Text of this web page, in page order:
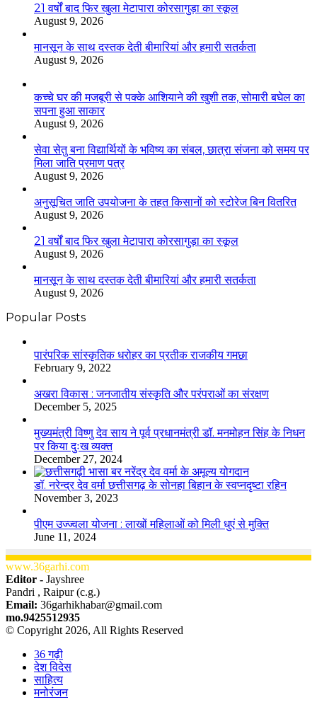
21 वर्षों बाद फिर खुला मेटापारा कोरसागुड़ा का स्कूल
August 9, 2026
मानसून के साथ दस्तक देती बीमारियां और हमारी सतर्कता
August 9, 2026
कच्चे घर की मजबूरी से पक्के आशियाने की खुशी तक, सोमारी बघेल का
सपना हुआ साकार
August 9, 2026
सेवा सेतु बना विद्यार्थियों के भविष्य का संबल, छात्रा संजना को समय पर
मिला जाति प्रमाण पत्र
August 9, 2026
अनुसूचित जाति उपयोजना के तहत किसानों को स्टोरेज बिन वितरित
August 9, 2026
21 वर्षों बाद फिर खुला मेटापारा कोरसागुड़ा का स्कूल
August 9, 2026
मानसून के साथ दस्तक देती बीमारियां और हमारी सतर्कता
August 9, 2026
Popular Posts
​​​​​​​पारंपरिक सांस्कृतिक धरोहर का प्रतीक राजकीय गमछा
February 9, 2022
अखरा विकास : जनजातीय संस्कृति और परंपराओं का संरक्षण
December 5, 2025
मुख्यमंत्री विष्णु देव साय ने पूर्व प्रधानमंत्री डॉ. मनमोहन सिंह के निधन
पर किया दुःख व्यक्त
December 27, 2024
डॉ. नरेन्द्र देव वर्मा छत्तीसगढ़ के सोनहा बिहान के स्वप्नदृष्टा रहिन
November 3, 2023
पीएम उज्ज्वला योजना : लाखों महिलाओं को मिली धुएं से मुक्ति
June 11, 2024
www.36garhi.com
Editor - Jayshree
Pandri , Raipur (c.g.)
Email: 36garhikhabar@gmail.com
mo.9425512935
© Copyright 2026, All Rights Reserved
36 गढ़ी
देश विदेस
साहित्य
मनोरंजन